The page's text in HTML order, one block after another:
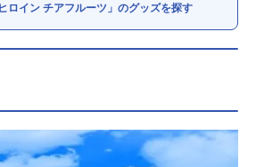
ロイン チアフルーツ」のグッズを探す